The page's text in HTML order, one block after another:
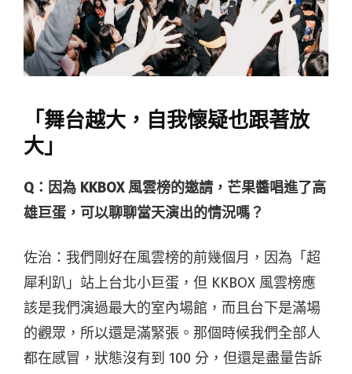
「舞台越大，自我懷疑也跟著放
大」
Q：因為 KKBOX 風雲榜的邀請，芒果醬唱進了高
雄巨蛋，可以聊聊當天演出的情況嗎？
佐治：我們剛好在風雲榜的前幾個月 ，因為「超
犀利趴」站上台北小巨蛋，但 KKBOX 風雲榜應
該是我們演過最大的室內場館 ，而且台下是滿場
的觀眾，所以還是滿緊張。那個時候我們全部人
都在感冒，狀態沒有到 100 分，但還是盡量告訴